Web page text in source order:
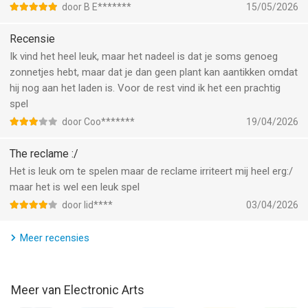
from the Main Menu.
*Original PC downloadable game.
Be the first to know! Get inside EA info on great deals, plus the
latest game updates, tips & more
VISIT US: ea.com
LIKE US: facebook.com/eamobile
WATCH US: youtube.com/eamobilegames
Requires acceptance of EA’s Privacy & Cookie Policy and User
door B E******* 15/05/2026
Recensie
Ik vind het heel leuk, maar het nadeel is dat je soms genoeg
zonnetjes hebt, maar dat je dan geen plant kan aantikken omdat
hij nog aan het laden is. Voor de rest vind ik het een prachtig
spel
door Coo******* 19/04/2026
The reclame :/
Het is leuk om te spelen maar de reclame irriteert mij heel erg:/
maar het is wel een leuk spel
door Iid**** 03/04/2026
Meer recensies
Meer van Electronic Arts